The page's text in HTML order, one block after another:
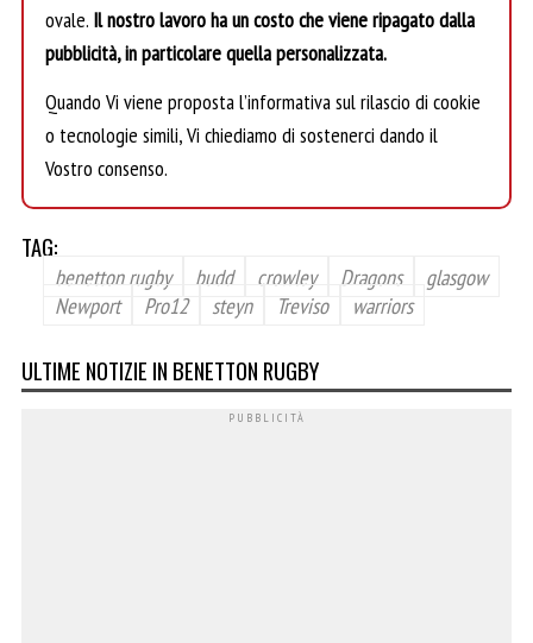
ovale. Il nostro lavoro ha un costo che viene ripagato dalla
pubblicità, in particolare quella personalizzata.
Quando Vi viene proposta l’informativa sul rilascio di cookie
o tecnologie simili, Vi chiediamo di sostenerci dando il
Vostro consenso.
TAG:
benetton rugby budd crowley Dragons
glasgow
Newport
Pro12 steyn Treviso warriors
ULTIME NOTIZIE IN BENETTON RUGBY